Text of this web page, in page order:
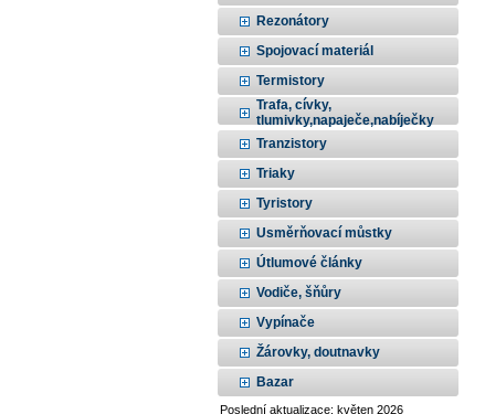
Rezonátory
Spojovací materiál
Termistory
Trafa, cívky,
tlumivky,napaječe,nabíječky
Tranzistory
Triaky
Tyristory
Usměrňovací můstky
Útlumové články
Vodiče, šňůry
Vypínače
Žárovky, doutnavky
Bazar
Poslední aktualizace: květen 2026